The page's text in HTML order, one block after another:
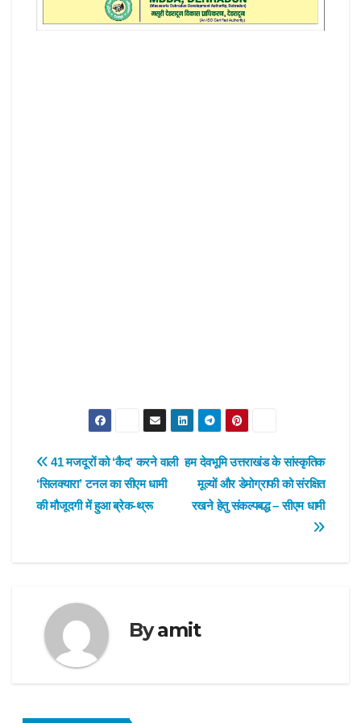
Post
navigation
हम देवभूमि उत्तराखंड के सांस्कृतिक
मूल्यों और डेमोग्राफी को संरक्षित
रखने हेतु संकल्पबद्ध – सीएम धामी
41 मजदूरों को ‘कैद’ करने वाली
‘सिलक्यारा’ टनल का सीएम धामी
की मौजूदगी में हुआ ब्रेक-थ्रू
Byamit